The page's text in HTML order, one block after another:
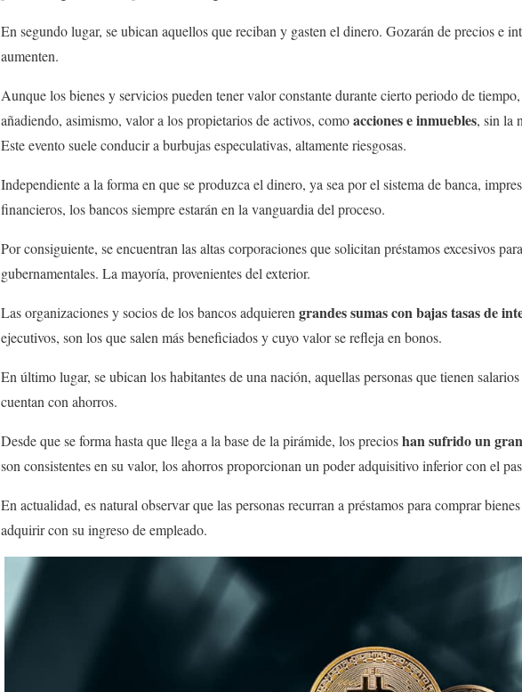
En segundo lugar, se ubican aquellos que reciban y gasten el dinero. Gozarán de precios e
aumenten.
Aunque los bienes y servicios pueden tener valor constante durante cierto periodo de
añadiendo, asimismo, valor a los propietarios de activos, comoacciones e inmuebles, sin la
Este evento suele conducir a burbujas especulativas, altamente riesgosas.
Independiente a la forma en que se produzca el dinero, ya sea por el sistema de banca,
financieros, los bancos siempre estarán en la vanguardia del proceso.
Por consiguiente, se encuentran las altas corporaciones que solicitan préstamos excesivos
gubernamentales. La mayoría, provenientes del exterior.
Las organizaciones y socios de los bancos adquierengrandes sumas con bajas tasas de
ejecutivos, son los que salen más beneficiados y cuyo valor se refleja en bonos.
En último lugar, se ubican los habitantes de una nación, aquellas personas que tienen
cuentan con ahorros.
Desde que se forma hasta que llega a la base de la pirámide, los precioshan sufrido un
son consistentes en su valor, los ahorros proporcionan un poder adquisitivo inferior con el
En actualidad, es natural observar que las personas recurran a préstamos para comprar
adquirir con su ingreso de empleado.